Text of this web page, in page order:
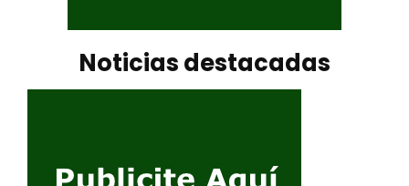
Noticias destacadas